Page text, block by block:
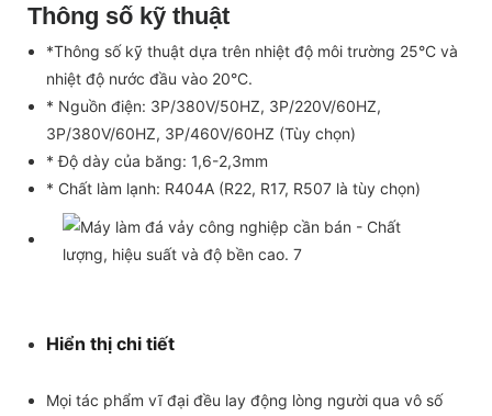
Thông số kỹ thuật
*Thông số kỹ thuật dựa trên nhiệt độ môi trường 25°C và
nhiệt độ nước đầu vào 20°C.
* Nguồn điện: 3P/380V/50HZ, 3P/220V/60HZ,
3P/380V/60HZ, 3P/460V/60HZ (Tùy chọn)
* Độ dày của băng: 1,6-2,3mm
* Chất làm lạnh: R404A (R22, R17, R507 là tùy chọn)
Hiển thị chi tiết
Mọi tác phẩm vĩ đại đều lay động lòng người qua vô số